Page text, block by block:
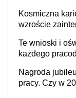
Kosmiczna
wzroście
Te wnioski i
każdego
Nagroda
pracy. Czy w